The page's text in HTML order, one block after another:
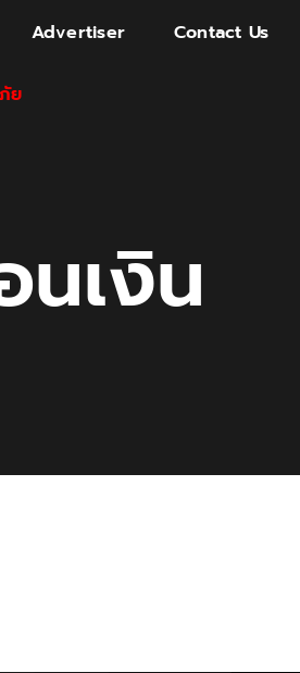
Advertiser Contact Us
ย
นเงิน